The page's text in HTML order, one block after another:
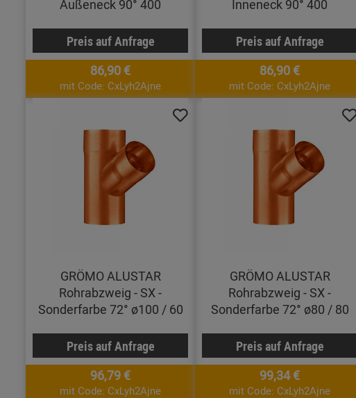
Außeneck 90° 400
Preis auf Anfrage
86,90 €
mit Code: CxLyh2Ajne
Inneneck 90° 400
Preis auf Anfrage
86,90 €
mit Code: CxLyh2Ajne
GRÖMO ALUSTAR
Rohrabzweig - SX -
Sonderfarbe 72° ø100 / 60
Preis auf Anfrage
96,79 €
mit Code: CxLyh2Ajne
GRÖMO ALUSTAR
Rohrabzweig - SX -
Sonderfarbe 72° ø80 / 80
Preis auf Anfrage
99,34 €
mit Code: CxLyh2Ajne